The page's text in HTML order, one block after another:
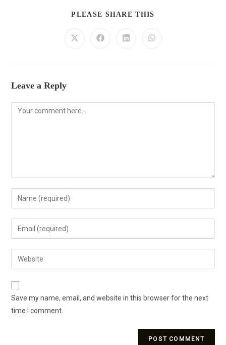
PLEASE SHARE THIS
Leave a Reply
Save my name, email, and website in this browser for the next
time I comment.